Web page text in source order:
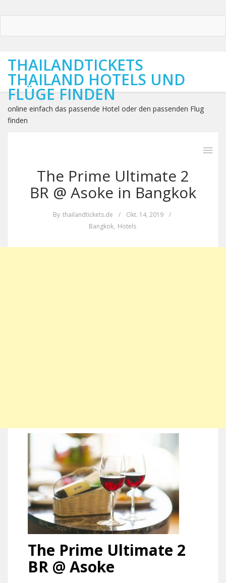
THAILANDTICKETS
THAILAND HOTELS UND
FLÜGE FINDEN
online einfach das passende Hotel oder den passenden Flug
finden
The Prime Ultimate 2
BR @ Asoke in Bangkok
By thailandtickets.de / Okt. 14, 2019
/
Bangkok, Hotels
The Prime Ultimate 2
BR @ Asoke